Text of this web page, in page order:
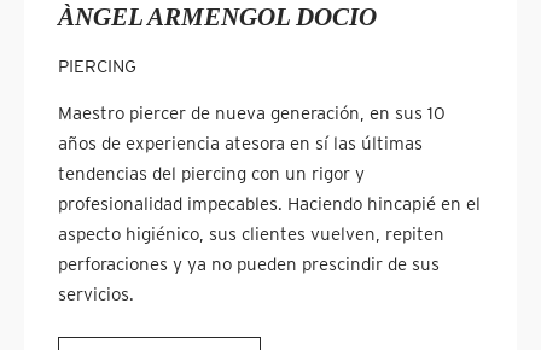
ÀNGEL ARMENGOL DOCIO
PIERCING
Maestro piercer de nueva generación, en sus 10
años de experiencia atesora en sí las últimas
tendencias del piercing con un rigor y
profesionalidad impecables. Haciendo hincapié en el
aspecto higiénico, sus clientes vuelven, repiten
perforaciones y ya no pueden prescindir de sus
servicios.